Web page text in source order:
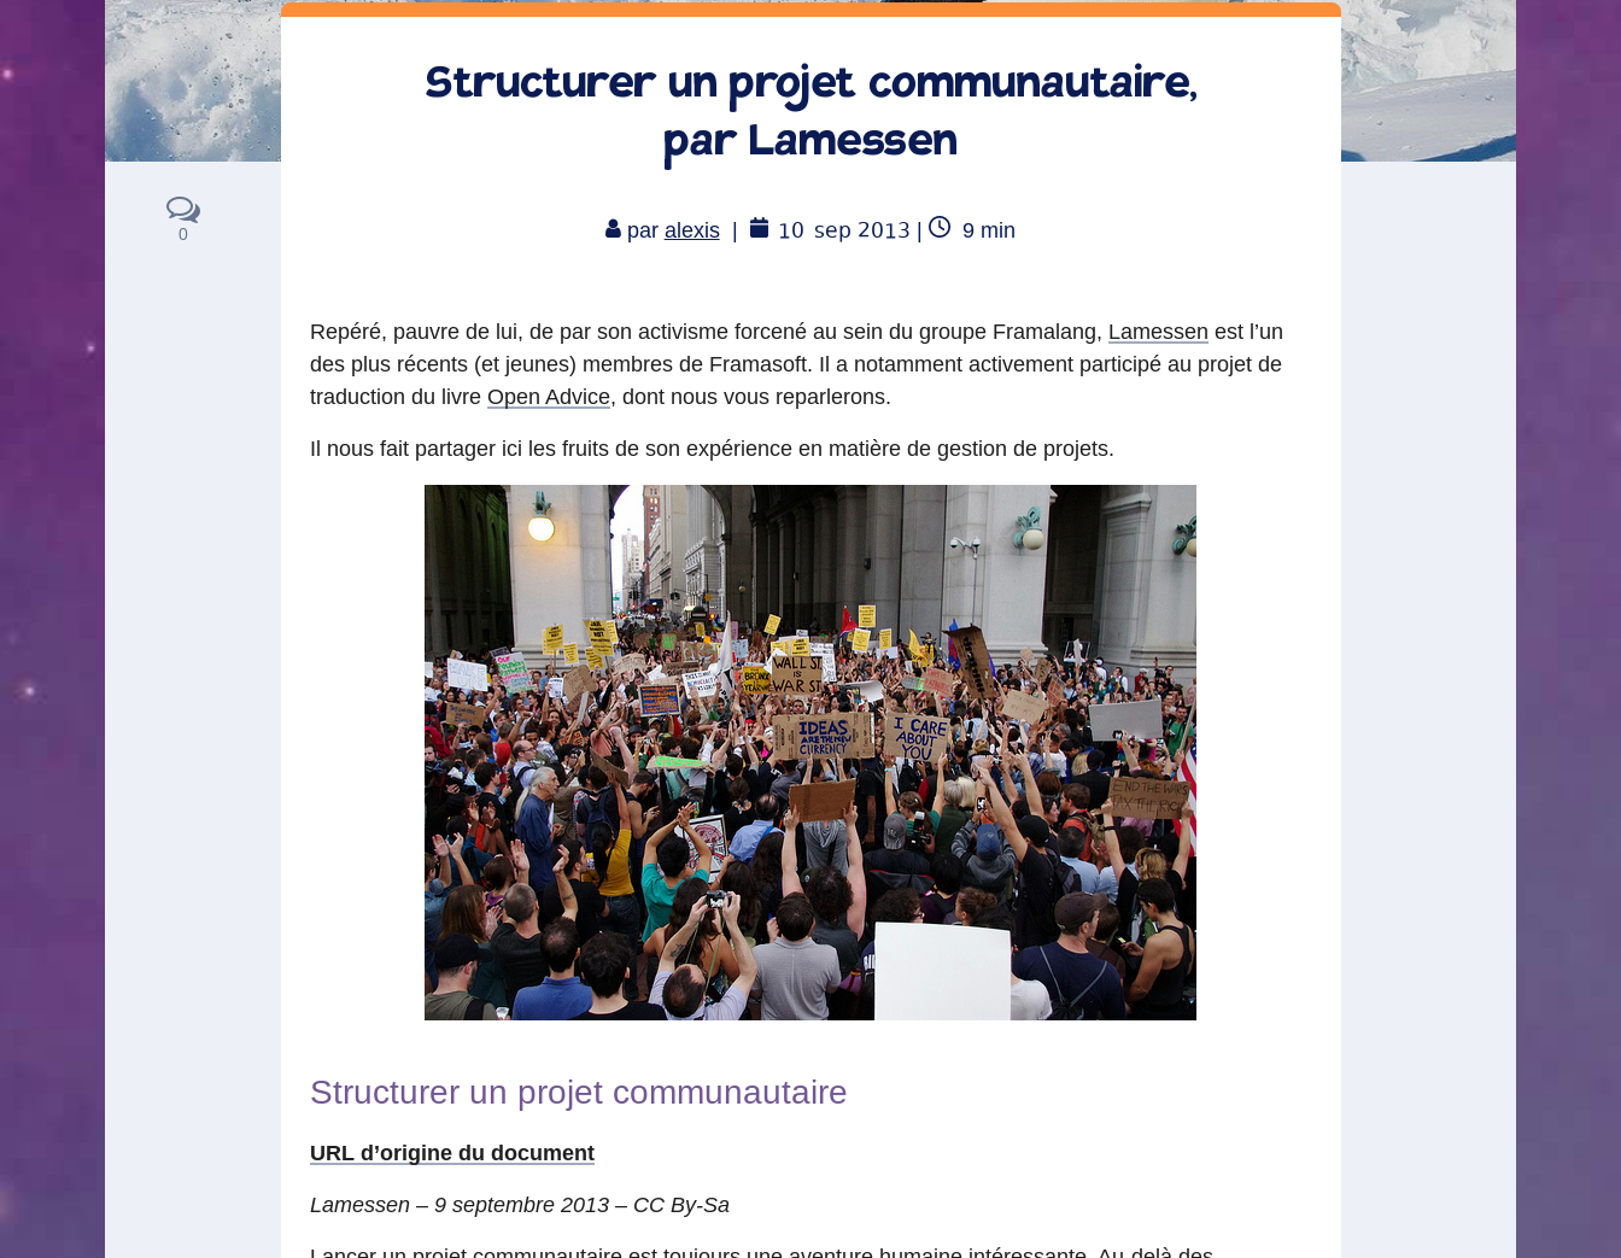
0
Structurer un projet communautaire,
par Lamessen
par alexis 10 sep 2013 |
Temps
9 min
Repéré, pauvre de lui, de par son activisme forcené au sein du groupe Framalang, Lamessen est l’un
des plus récents (et jeunes) membres de Framasoft. Il a notamment activement participé au projet de
traduction du livre Open Advice, dont nous vous reparlerons.
Il nous fait partager ici les fruits de son expérience en matière de gestion de projets.
Structurer un projet communautaire
URL d’origine du document
Lamessen – 9 septembre 2013 – CC By-Sa